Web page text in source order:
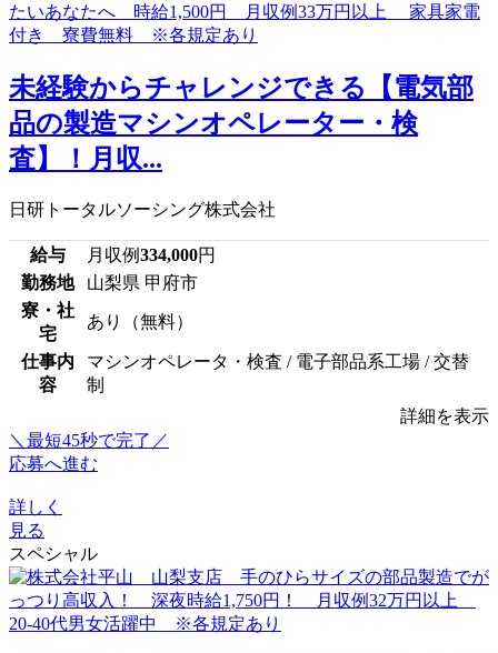
未経験からチャレンジできる【電気部
品の製造マシンオペレーター・検
査】！月収...
日研トータルソーシング株式会社
給与 月収例334,000円
勤務地
山梨県 甲府市
寮・社
宅
あり（無料）
仕事内
容
マシンオペレータ・検査 / 電子部品系工場 / 交替
制
詳細を表示
＼最短45秒で完了／
応募へ進む
詳しく
見る
スペシャル